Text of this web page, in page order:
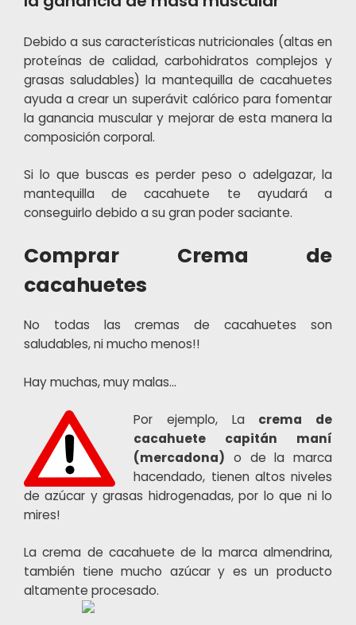
Debido a sus características nutricionales (altas en
proteínas de calidad, carbohidratos complejos y
grasas saludables) la mantequilla de cacahuetes
ayuda a crear un superávit calórico para fomentar
la ganancia muscular y mejorar de esta manera la
composición corporal.
Si lo que buscas es perder peso o adelgazar, la
mantequilla de cacahuete te ayudará a
conseguirlo debido a su gran poder saciante.
Comprar Crema de
cacahuetes
No todas las cremas de cacahuetes son
saludables, ni mucho menos!!
Hay muchas, muy malas…
Por ejemplo, La crema de
cacahuete capitán maní
(mercadona) o de la marca
hacendado, tienen altos niveles
de azúcar y grasas hidrogenadas, por lo que ni lo
mires!
La crema de cacahuete de la marca almendrina,
también tiene mucho azúcar y es un producto
altamente procesado.